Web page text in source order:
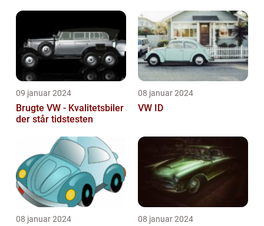
09 januar 2024
Brugte VW - Kvalitetsbiler
der står tidstesten
08 januar 2024
VW ID
08 januar 2024 08 januar 2024